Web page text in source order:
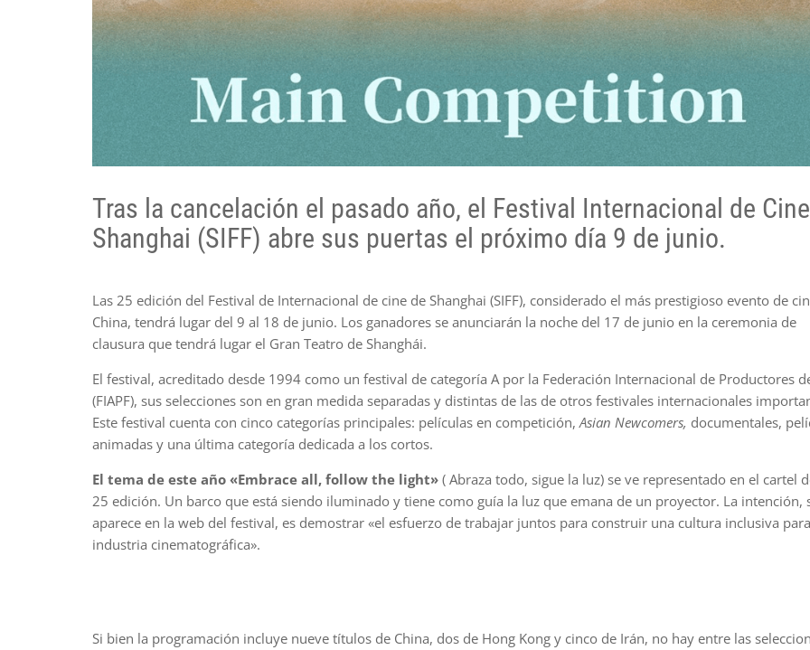
Tras la cancelación el pasado año, el Festival Internacional de
Shanghai (SIFF) abre sus puertas el próximo día 9 de junio.
Las 25 edición del Festival de Internacional de cine de Shanghai (SIFF), considerado el más prestigioso evento de
China, tendrá lugar del 9 al 18 de junio. Los ganadores se anunciarán la noche del 17 de junio en la ceremonia de
clausura que tendrá lugar el Gran Teatro de Shanghái.
El festival, acreditado desde 1994 como un festival de categoría A por la Federación Internacional de Productores
(FIAPF), sus selecciones son en gran medida separadas y distintas de las de otros festivales internacionales
Este festival cuenta con cinco categorías principales: películas en competición,Asian Newcomers, documentales,
animadas y una última categoría dedicada a los cortos.
El tema de este año «Embrace all, follow the light» ( Abraza todo, sigue la luz) se ve representado en el cartel
25 edición. Un barco que está siendo iluminado y tiene como guía la luz que emana de un proyector. La intención,
aparece en la web del festival, es demostrar «el esfuerzo de trabajar juntos para construir una cultura inclusiva
industria cinematográfica».
Si bien la programación incluye nueve títulos de China, dos de Hong Kong y cinco de Irán, no hay entre las